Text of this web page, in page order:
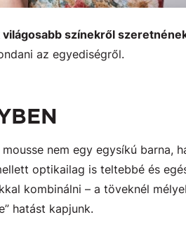
színekről
az egyediségről.
nem egy egysíkú barna,
optikailag is teltebbé és
kombinálni – a töveknél
hatást kapjunk.